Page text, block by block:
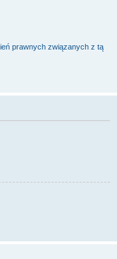
prawnych związanych z tą